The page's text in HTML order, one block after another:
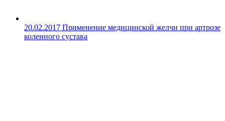
20.02.2017 Применение медицинской желчи при артрозе
коленного сустава